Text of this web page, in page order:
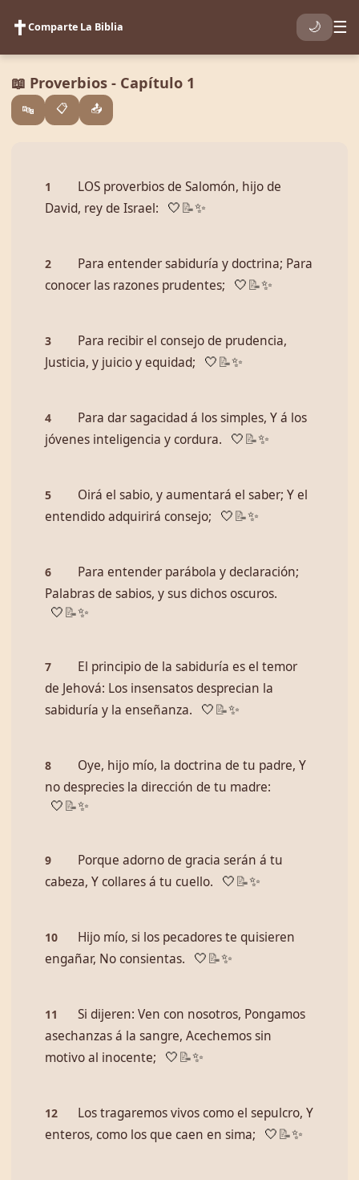
✝️Comparte La Biblia 🌙 ☰
📖 Proverbios - Capítulo 1
🔤 📋 📤
1
LOS proverbios de Salomón, hijo de
David, rey de Israel:
🤍 📝✨
2
Para entender sabiduría y doctrina; Para
conocer las razones prudentes;
🤍 📝✨
3
Para recibir el consejo de prudencia,
Justicia, y juicio y equidad;
🤍 📝✨
4
Para dar sagacidad á los simples, Y á los
jóvenes inteligencia y cordura.
🤍 📝✨
5
Oirá el sabio, y aumentará el saber; Y el
entendido adquirirá consejo;
🤍 📝✨
6
Para entender parábola y declaración;
Palabras de sabios, y sus dichos oscuros.
🤍 📝✨
7
El principio de la sabiduría es el temor
de Jehová: Los insensatos desprecian la
sabiduría y la enseñanza.
🤍 📝✨
8
Oye, hijo mío, la doctrina de tu padre, Y
no desprecies la dirección de tu madre:
🤍 📝✨
9
Porque adorno de gracia serán á tu
cabeza, Y collares á tu cuello.
🤍 📝✨
10
Hijo mío, si los pecadores te quisieren
engañar, No consientas.
🤍 📝✨
11
Si dijeren: Ven con nosotros, Pongamos
asechanzas á la sangre, Acechemos sin
motivo al inocente;
🤍 📝✨
12
Los tragaremos vivos como el sepulcro, Y
enteros, como los que caen en sima;
🤍 📝✨